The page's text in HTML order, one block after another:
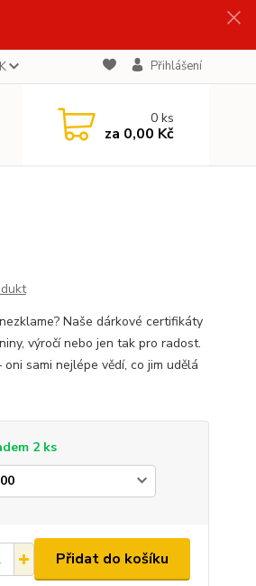
Přihlášení
0ks
za 0,00 Kč
Naše dárkové certifikáty
výročí nebo jen tak pro radost.
sami nejlépe vědí, co jim udělá
2 ks
Přidat do košíku